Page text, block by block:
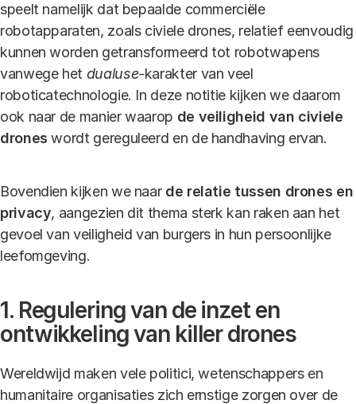
speelt namelijk dat bepaalde commerciële
robotapparaten, zoals civiele drones, relatief eenvoudig
kunnen worden getransformeerd tot robotwapens
vanwege het dualuse-karakter van veel
roboticatechnologie. In deze notitie kijken we daarom
ook naar de manier waarop de veiligheid van civiele
droneswordt gereguleerd en de handhaving ervan.
Bovendien kijken we naar de relatie tussen drones en
privacy, aangezien dit thema sterk kan raken aan het
gevoel van veiligheid van burgers in hun persoonlijke
leefomgeving.
1. Regulering van de inzet en
ontwikkeling van killer drones
Wereldwijd maken vele politici, wetenschappers en
humanitaire organisaties zich ernstige zorgen over de